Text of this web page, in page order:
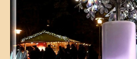
annuaire du camping-car
le site du cc (forum)
élevage de cavalier king